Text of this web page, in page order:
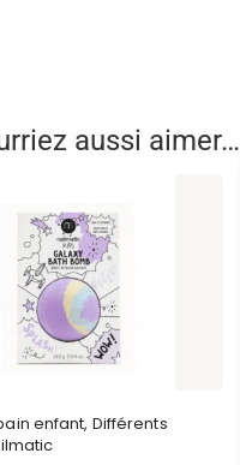
aussi aimer…
enfant, Différents